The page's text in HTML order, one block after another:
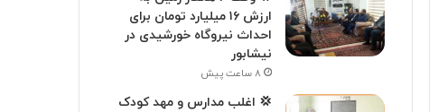
ارزش ۱۶ میلیارد تومان برای
احداث نیروگاه خورشیدی در
نیشابور
۸ ساعت پیش
💢 اغلب مدارس و مهد کودک